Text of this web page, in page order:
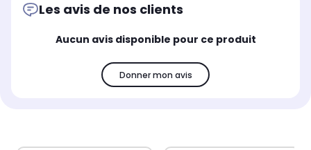
Les avis de nos clients
Aucun avis disponible pour ce produit
Donner mon avis